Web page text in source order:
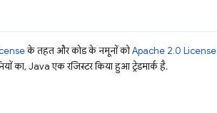
के तहत और कोड के नमूनों कोApache 2.0 License
का, Java एक रजिस्टर किया हुआ ट्रेडमार्क है.